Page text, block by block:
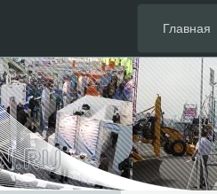
Главная